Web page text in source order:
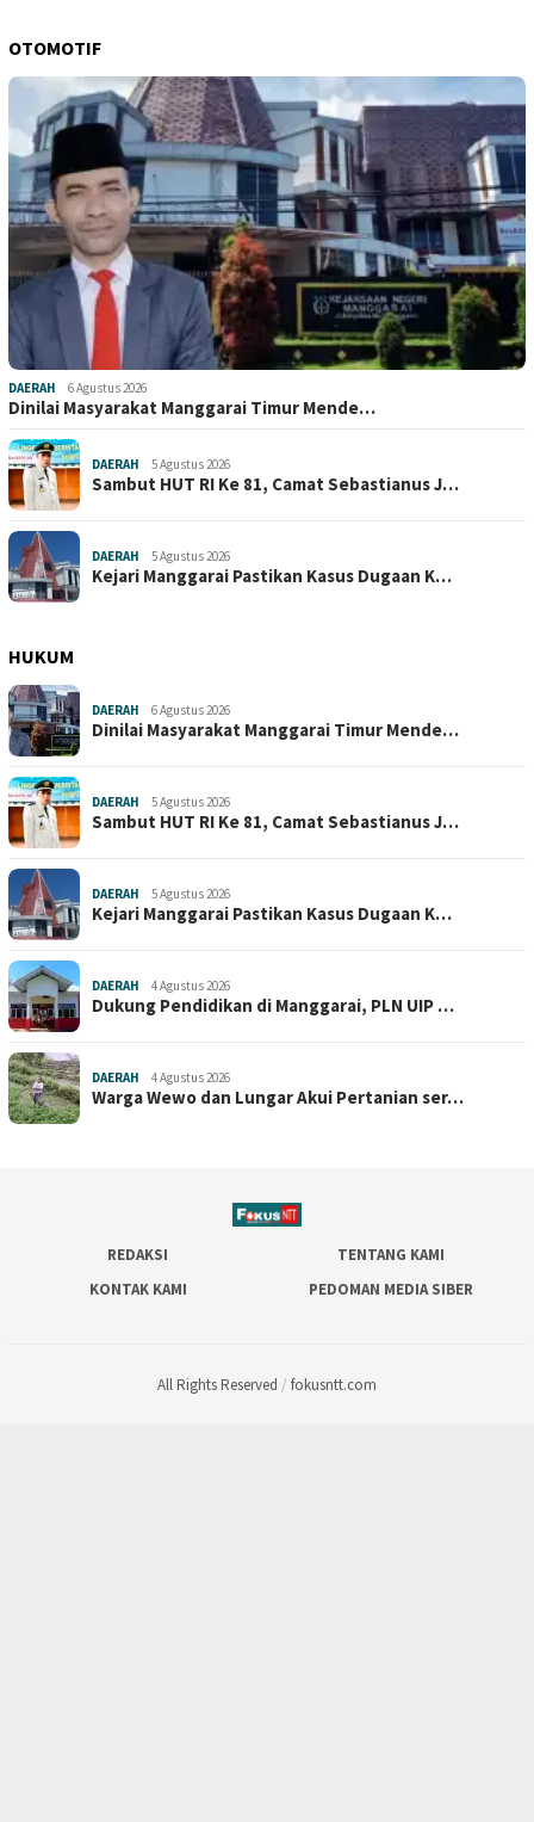
OTOMOTIF
DAERAH 6 Agustus 2026
Dinilai Masyarakat Manggarai Timur Mende…
DAERAH 5 Agustus 2026
Sambut HUT RI Ke 81, Camat Sebastianus J…
DAERAH 5 Agustus 2026
Kejari Manggarai Pastikan Kasus Dugaan K…
HUKUM
DAERAH 6 Agustus 2026
Dinilai Masyarakat Manggarai Timur Mende…
DAERAH 5 Agustus 2026
Sambut HUT RI Ke 81, Camat Sebastianus J…
DAERAH 5 Agustus 2026
Kejari Manggarai Pastikan Kasus Dugaan K…
DAERAH 4 Agustus 2026
Dukung Pendidikan di Manggarai, PLN UIP …
DAERAH 4 Agustus 2026
Warga Wewo dan Lungar Akui Pertanian ser…
REDAKSI
TENTANG KAMI
KONTAK KAMI
PEDOMAN MEDIA SIBER
All Rights Reserved / fokusntt.com